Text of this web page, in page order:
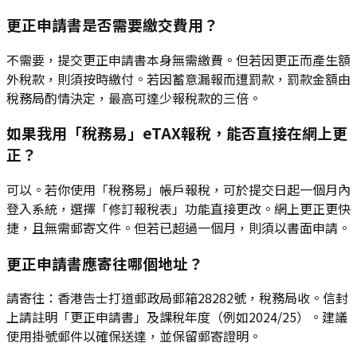
更正申請書是否需要繳交費用？
不需要，提交更正申請書本身無需繳費。但若因更正而產生額
外稅款，則須按時繳付。若因蓄意漏報而遭罰款，罰款金額由
稅務局酌情決定，最高可達少報稅款的三倍。
如果我用「稅務易」eTAX報稅，能否直接在網上更
正？
可以。若你使用「稅務易」帳戶報稅，可於提交日起一個月內
登入系統，選擇「修訂報稅表」功能直接更改。網上更正更快
捷，且無需郵寄文件。但若已超過一個月，則須以書面申請。
更正申請書應寄往哪個地址？
請寄往：香港告士打道郵政局郵箱28282號，稅務局收。信封
上請註明「更正申請書」及課稅年度（例如2024/25）。建議
使用掛號郵件以確保送達，並保留郵寄證明。